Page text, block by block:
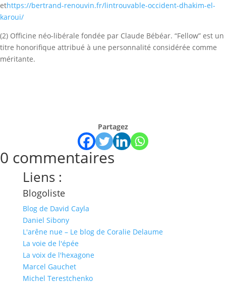
ethttps://bertrand-renouvin.fr/lintrouvable-occident-dhakim-el-
karoui/
(2) Officine néo-libérale fondée par Claude Bébéar. “Fellow” est un
titre honorifique attribué à une personnalité considérée comme
méritante.
Partagez
0 commentaires
Liens :
Blogoliste
Blog de David Cayla
Daniel Sibony
L'arêne nue – Le blog de Coralie Delaume
La voie de l'épée
La voix de l'hexagone
Marcel Gauchet
Michel Terestchenko